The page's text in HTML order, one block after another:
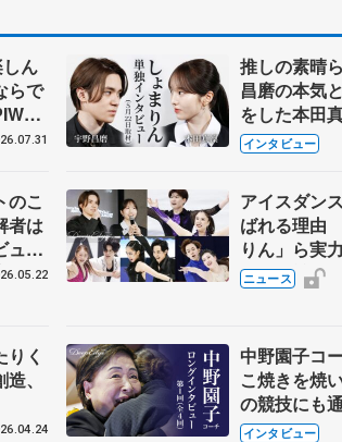
ん
らで
前
推しの素晴
昌磨の本気
をした本田
インタビュー
のこ
者は
ュー
人、
アイスダン
ばれる理由
りん」ら実
国内の競争激
ニュース
く
、
中野園子コ
こ焼きを焼
の競技にも
織の筋肉
インタビュー